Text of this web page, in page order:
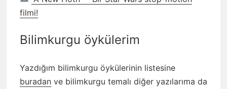
filmi!
Bilimkurgu öykülerim
Yazdığım bilimkurgu öykülerinin listesine
buradanve bilimkurgu temalı diğer yazılarıma da